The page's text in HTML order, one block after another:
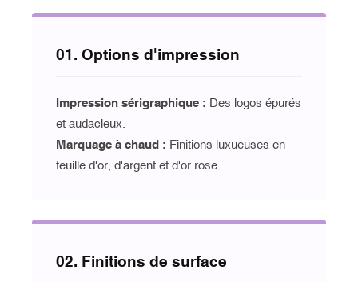
01. Options d'impression
Impression sérigraphique : Des logos épurés
et audacieux.
Marquage à chaud : Finitions luxueuses en
feuille d'or, d'argent et d'or rose.
02. Finitions de surface